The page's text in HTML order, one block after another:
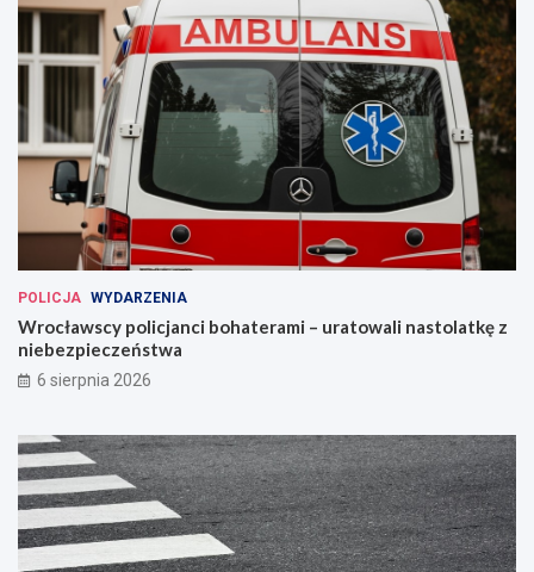
POLICJA WYDARZENIA
Wrocławscy policjanci bohaterami – uratowali nastolatkę z
niebezpieczeństwa
6 sierpnia 2026